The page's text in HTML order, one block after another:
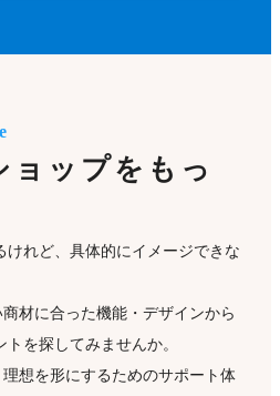
ョップをもっ
けれど、具体的にイメージできな
材に合った機能・デザインから
トを探してみませんか。
想を形にするためのサポート体